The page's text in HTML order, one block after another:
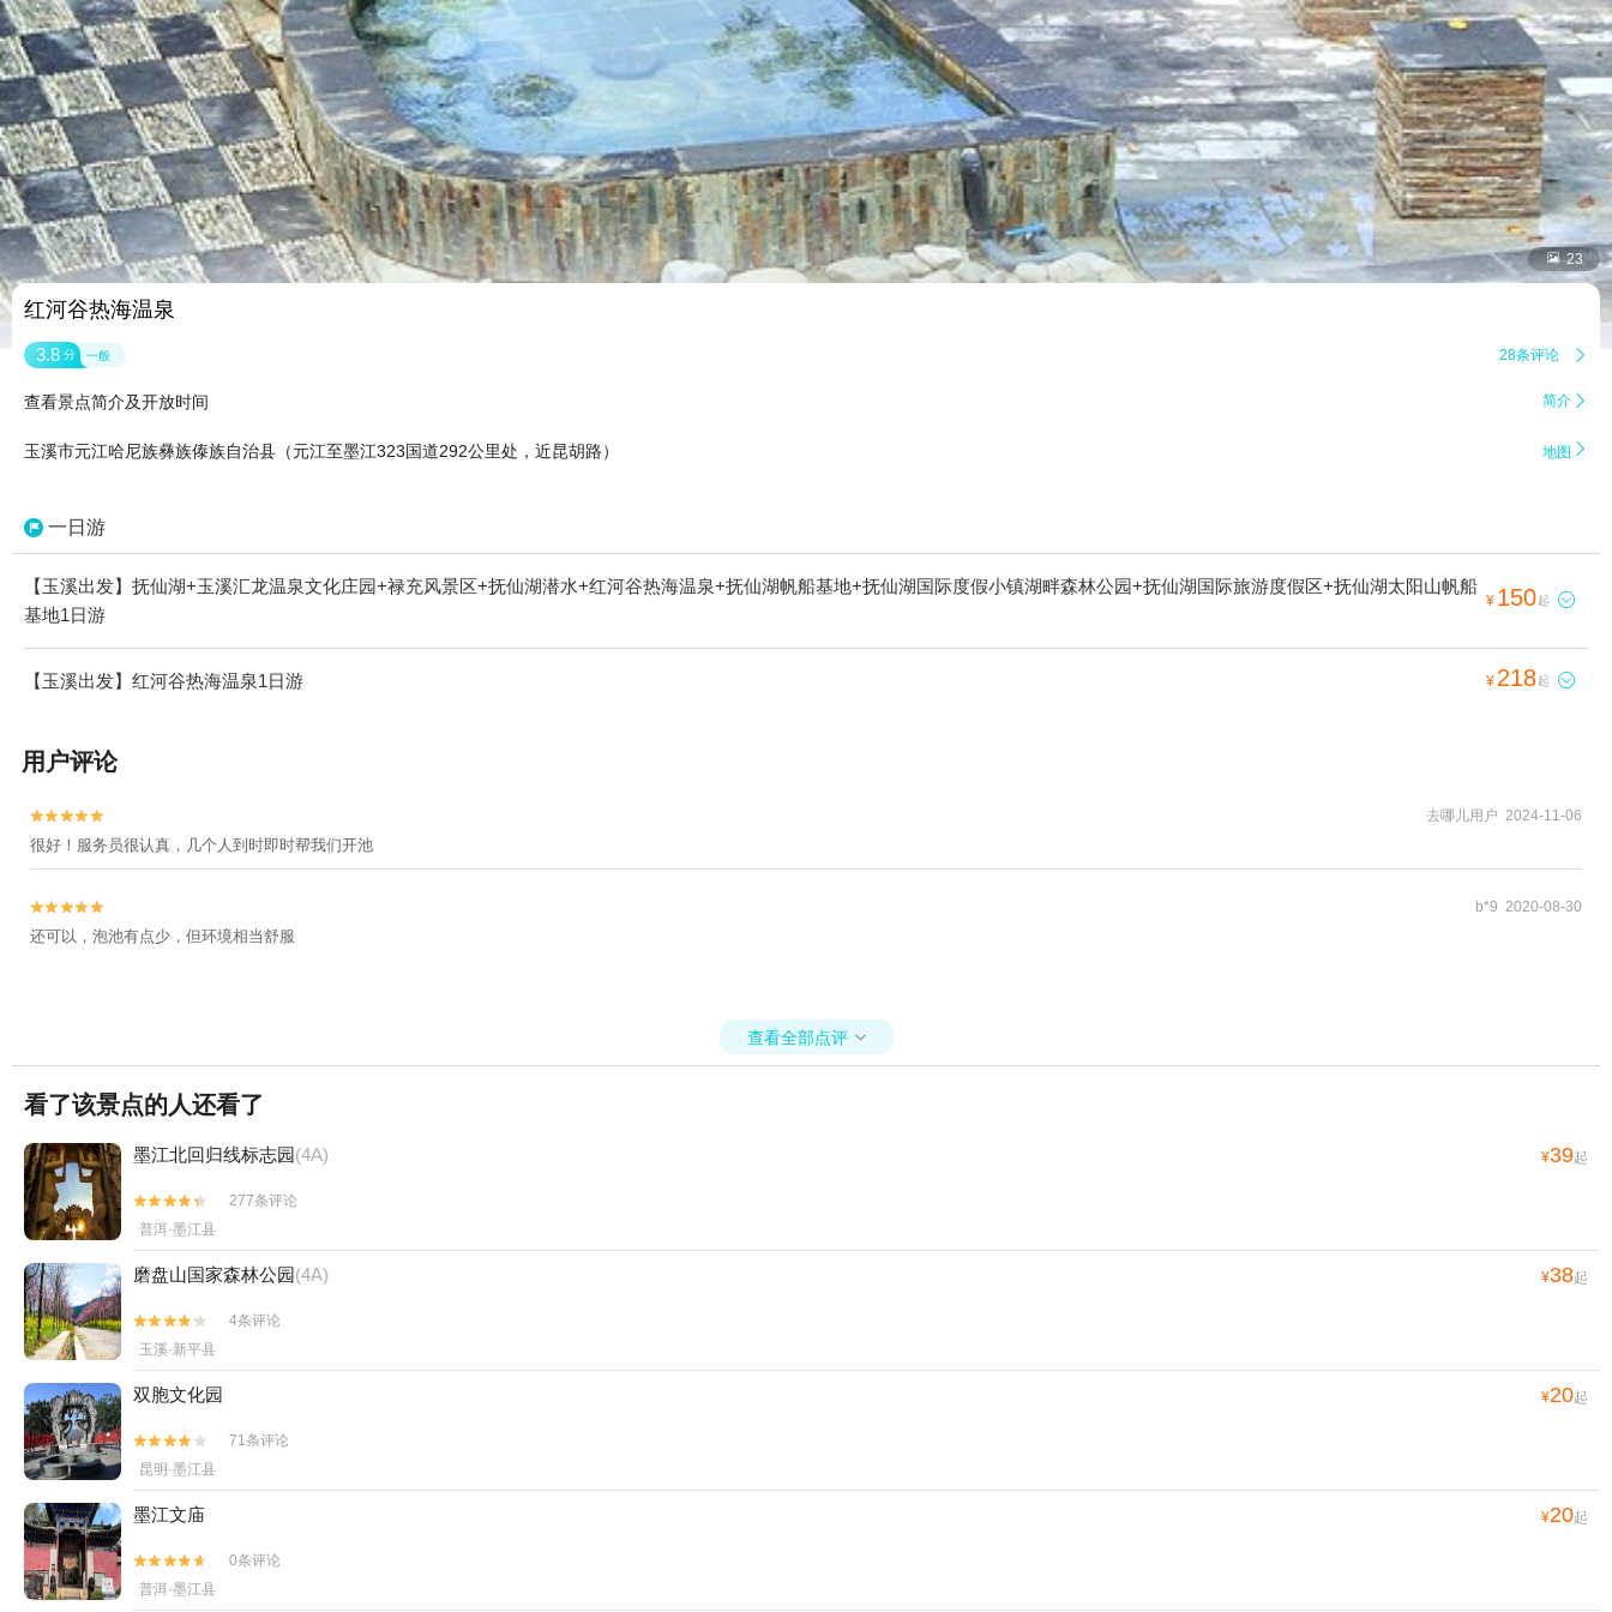
 23
红河谷热海温泉
3.8 分 一般 28条评论 
查看景点简介及开放时间 简介 
玉溪市元江哈尼族彝族傣族自治县（元江至墨江323国道292公里处，近昆胡路） 地图 
一日游
【玉溪出发】抚仙湖+玉溪汇龙温泉文化庄园+禄充风景区+抚仙湖潜水+红河谷热海温泉+抚仙湖帆船基地+抚仙湖国际度假小镇湖畔森林公园+抚仙湖国际旅游度假区+抚仙湖太阳山帆船
基地1日游
¥ 150起 
【玉溪出发】红河谷热海温泉1日游 ¥ 218起 
用户评论

 去哪儿用户 2024-11-06
很好！服务员很认真，几个人到时即时帮我们开池

 b*9 2020-08-30
还可以，泡池有点少，但环境相当舒服
查看全部点评 
看了该景点的人还看了
墨江北回归线标志园(4A) ¥39起


277条评论
普洱·墨江县
磨盘山国家森林公园(4A) ¥38起


4条评论
玉溪·新平县
双胞文化园 ¥20起


71条评论
昆明·墨江县
墨江文庙 ¥20起


0条评论
普洱·墨江县